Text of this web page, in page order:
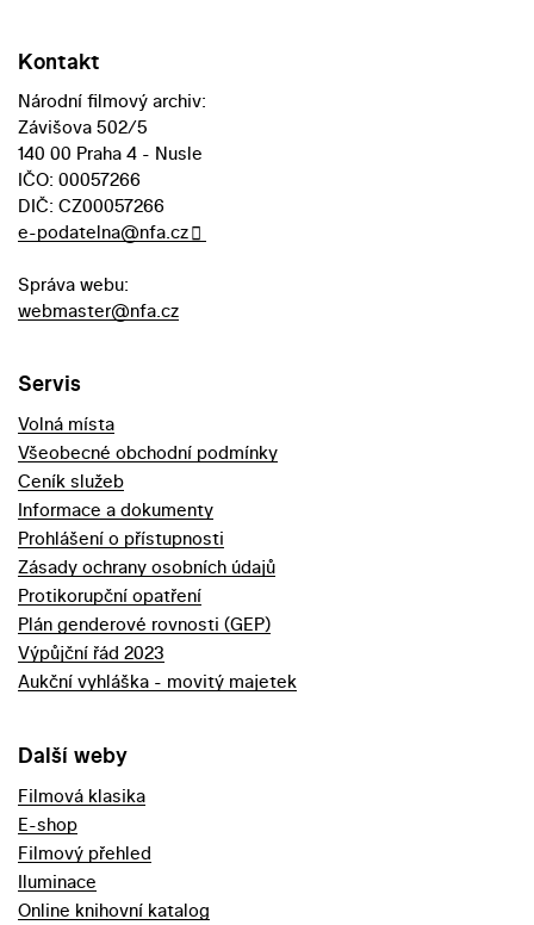
Kontakt
Národní filmový archiv:
Závišova 502/5
140 00 Praha 4 - Nusle
IČO: 00057266
DIČ: CZ00057266
e-podatelna@nfa.cz
Správa webu:
webmaster@nfa.cz
Servis
Volná místa
Všeobecné obchodní podmínky
Ceník služeb
Informace a dokumenty
Prohlášení o přístupnosti
Zásady ochrany osobních údajů
Protikorupční opatření
Plán genderové rovnosti (GEP)
Výpůjční řád 2023
Aukční vyhláška - movitý majetek
Další weby
Filmová klasika
E-shop
Filmový přehled
Iluminace
Online knihovní katalog